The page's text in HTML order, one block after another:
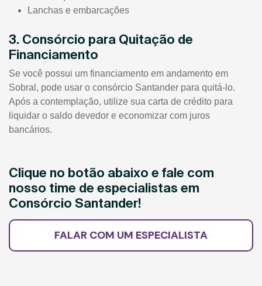
Lanchas e embarcações
3. Consórcio para Quitação de
Financiamento
Se você possui um financiamento em andamento em
Sobral, pode usar o consórcio Santander para quitá-lo.
Após a contemplação, utilize sua carta de crédito para
liquidar o saldo devedor e economizar com juros
bancários.
Clique no botão abaixo e fale com
nosso time de especialistas em
Consórcio Santander!
FALAR COM UM ESPECIALISTA